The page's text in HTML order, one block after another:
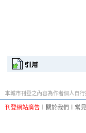
本城市刊登之內容為作者個人自
刊登網站廣告 關於我們 常